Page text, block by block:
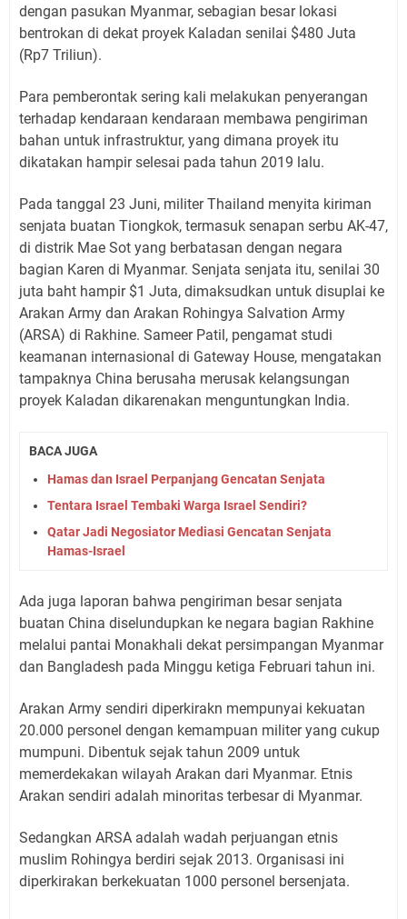
dengan pasukan Myanmar, sebagian besar lokasi
bentrokan di dekat proyek Kaladan senilai $480 Juta
(Rp7 Triliun).
Para pemberontak sering kali melakukan penyerangan
terhadap kendaraan kendaraan membawa pengiriman
bahan untuk infrastruktur, yang dimana proyek itu
dikatakan hampir selesai pada tahun 2019 lalu.
Pada tanggal 23 Juni, militer Thailand menyita kiriman
senjata buatan Tiongkok, termasuk senapan serbu AK-47,
di distrik Mae Sot yang berbatasan dengan negara
bagian Karen di Myanmar. Senjata senjata itu, senilai 30
juta baht hampir $1 Juta, dimaksudkan untuk disuplai ke
Arakan Army dan Arakan Rohingya Salvation Army
(ARSA) di Rakhine. Sameer Patil, pengamat studi
keamanan internasional di Gateway House, mengatakan
tampaknya China berusaha merusak kelangsungan
proyek Kaladan dikarenakan menguntungkan India.
BACA JUGA
Hamas dan Israel Perpanjang Gencatan Senjata
Tentara Israel Tembaki Warga Israel Sendiri?
Qatar Jadi Negosiator Mediasi Gencatan Senjata
Hamas-Israel
Ada juga laporan bahwa pengiriman besar senjata
buatan China diselundupkan ke negara bagian Rakhine
melalui pantai Monakhali dekat persimpangan Myanmar
dan Bangladesh pada Minggu ketiga Februari tahun ini.
Arakan Army sendiri diperkirakn mempunyai kekuatan
20.000 personel dengan kemampuan militer yang cukup
mumpuni. Dibentuk sejak tahun 2009 untuk
memerdekakan wilayah Arakan dari Myanmar. Etnis
Arakan sendiri adalah minoritas terbesar di Myanmar.
Sedangkan ARSA adalah wadah perjuangan etnis
muslim Rohingya berdiri sejak 2013. Organisasi ini
diperkirakan berkekuatan 1000 personel bersenjata.